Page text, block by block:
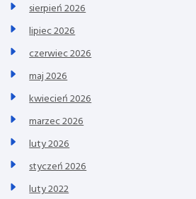
sierpień 2026
lipiec 2026
czerwiec 2026
maj 2026
kwiecień 2026
marzec 2026
luty 2026
styczeń 2026
luty 2022